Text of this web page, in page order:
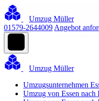
Umzug Müller
01579-2644009 Angebot
Umzug Müller
Umzugsunternehmen
Umzug von Essen nach